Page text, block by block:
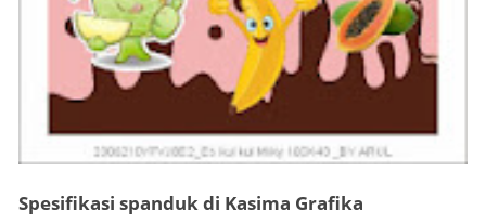
Spesifikasi spanduk di Kasima Grafika